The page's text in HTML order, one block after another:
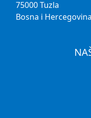
75000 Tuzla
Bosna i Hercegovina